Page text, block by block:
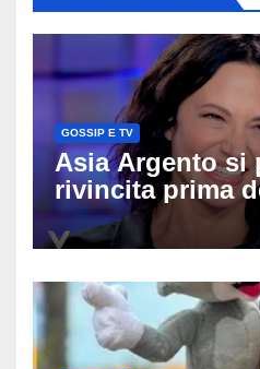
GOSSIP E TV
Asia Argento si
rivincita prima
carriera: «Mi
raccomandata e